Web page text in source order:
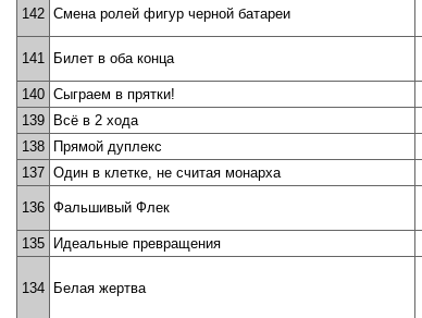
142 Смена ролей фигур черной батареи
141 Билет в оба конца
140 Сыграем в прятки!
139 Всё в 2 хода
138 Прямой дуплекс
137 Один в клетке, не считая монарха
136 Фальшивый Флек
135 Идеальные превращения
134 Белая жертва